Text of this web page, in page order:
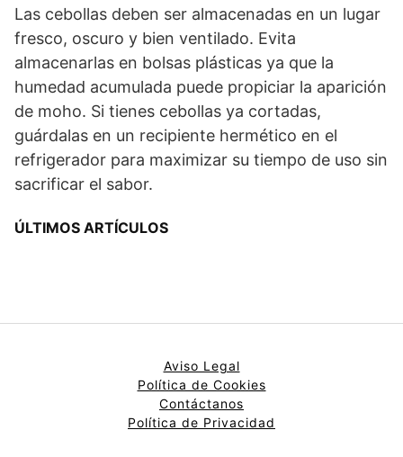
Las cebollas deben ser almacenadas en un lugar
fresco, oscuro y bien ventilado. Evita
almacenarlas en bolsas plásticas ya que la
humedad acumulada puede propiciar la aparición
de moho. Si tienes cebollas ya cortadas,
guárdalas en un recipiente hermético en el
refrigerador para maximizar su tiempo de uso sin
sacrificar el sabor.
ÚLTIMOS ARTÍCULOS
Aviso Legal
Política de Cookies
Contáctanos
Política de Privacidad